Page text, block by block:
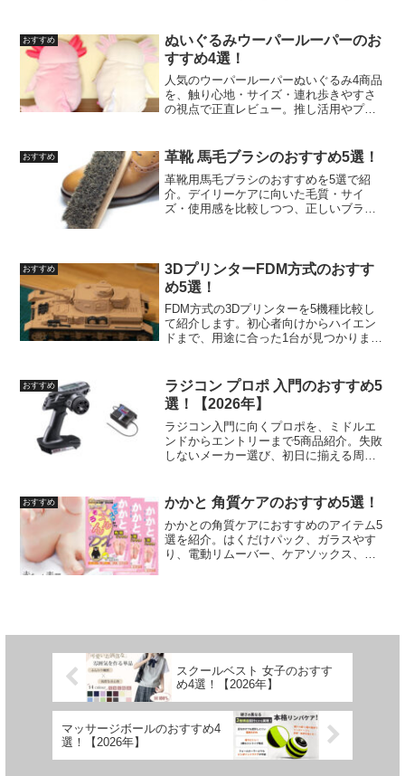
おすすめ
ぬいぐるみウーパールーパーのお
すすめ4選！
人気のウーパールーパーぬいぐるみ4商品
を、触り心地・サイズ・連れ歩きやすさ
の視点で正直レビュー。推し活用やプレ
おすすめ 革靴 馬毛ブラシのおすすめ5選！
革靴用馬毛ブラシのおすすめを5選で紹
介。デイリーケアに向いた毛質・サイ
ズ・使用感を比較しつつ、正しいブラッ
おすすめ
3DプリンターFDM方式のおすす
め5選！
FDM方式の3Dプリンターを5機種比較し
て紹介します。初心者向けからハイエン
ドまで、用途に合った1台が見つかりま
おすすめ
ラジコン プロポ 入門のおすすめ5
選！【2026年】
ラジコン入門に向くプロポを、ミドルエ
ンドからエントリーまで5商品紹介。失敗
しないメーカー選び、初日に揃える周辺
おすすめ かかと 角質ケアのおすすめ5選！
かかとの角質ケアにおすすめのアイテム5
選を紹介。はくだけパック、ガラスやす
り、電動リムーバー、ケアソックス、本
スクールベスト 女子のおすす
め4選！【2026年】
マッサージボールのおすすめ4
選！【2026年】